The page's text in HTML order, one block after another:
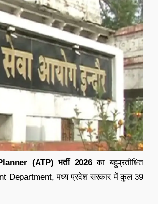
(ATP) भर्ती 2026का बहुप्रतीक्षित
Department, मध्य प्रदेश सरकार में कुल 39